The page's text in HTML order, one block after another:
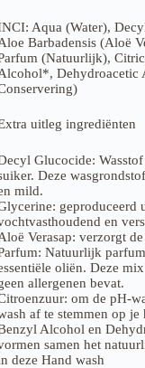
Aqua (Water),
Barbadensis (Aloë
(Natuurlijk),
uitleg ingrediënten
Glucocide:
Deze
mild.
geproduceerd
en
Verasap: verzorgt
Natuurlijk
oliën. Deze
allergenen bevat.
om de pH-
af te stemmen op je
Alcohol en
samen het
deze Hand wash